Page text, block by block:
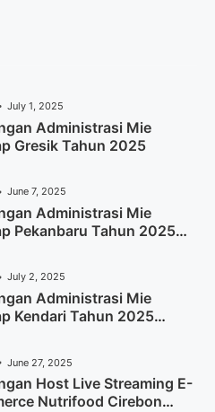
July 1, 2025
Administrasi Mie
Gresik Tahun 2025
June 7, 2025
Administrasi Mie
Pekanbaru Tahun 2025
July 2, 2025
Administrasi Mie
Kendari Tahun 2025
June 27, 2025
Host Live Streaming E-
Nutrifood Cirebon